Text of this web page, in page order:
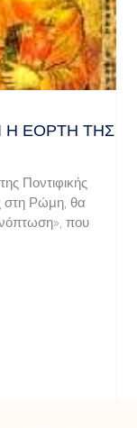
Η ΕΟΡΤΉ ΤΗΣ
Ποντιφικής
στη Ρώμη, θα
που